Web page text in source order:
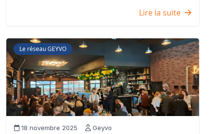
Lire la suite
Le réseau GEYVO
18 novembre 2025 Geyvo